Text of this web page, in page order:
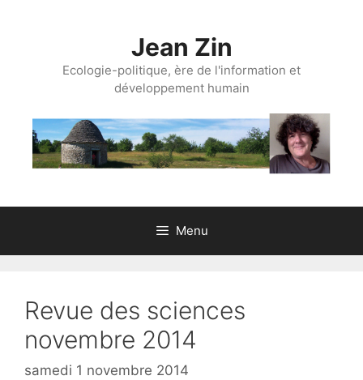
Jean Zin
Ecologie-politique, ère de l'information et
développement humain
Menu
Revue des sciences
novembre 2014
samedi 1 novembre 2014